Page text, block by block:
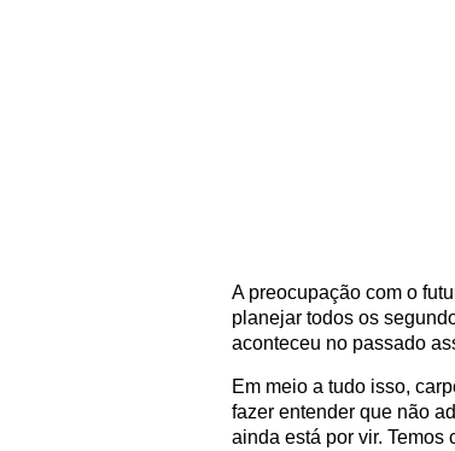
A preocupação com o
planejar todos os
aconteceu no passado
Em meio a tudo isso,
fazer entender que não
ainda está por vir.